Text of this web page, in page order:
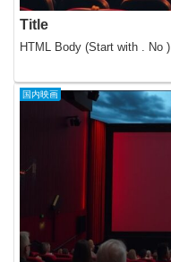
Title
HTML Body (Start with . No )
国内映画